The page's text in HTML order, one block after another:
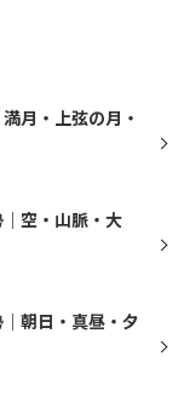
月・上弦の月・
空・山脈・大
朝日・真昼・夕